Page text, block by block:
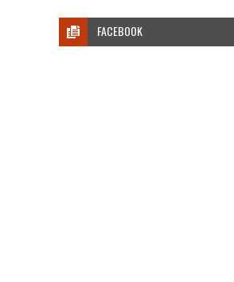
FACEBOOK